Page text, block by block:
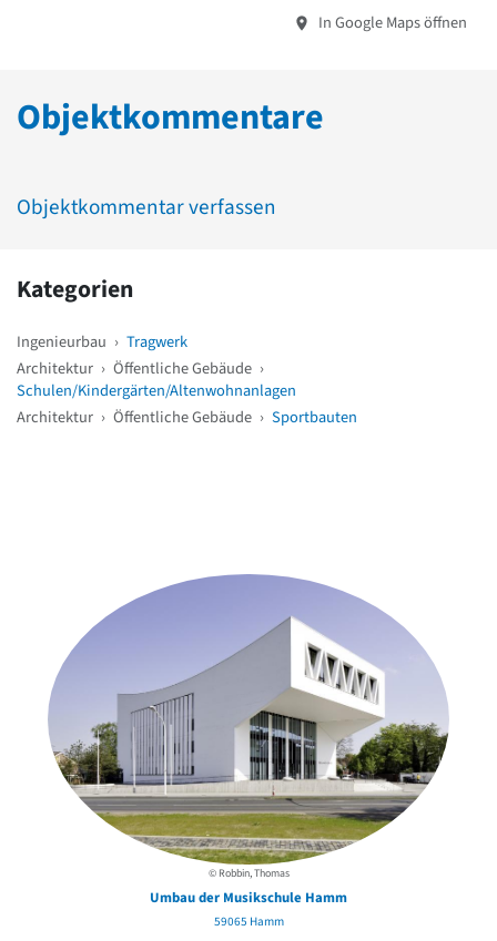
In Google Maps öffnen
Objektkommentare
Objektkommentar verfassen
Kategorien
Ingenieurbau › Tragwerk
Architektur › Öffentliche Gebäude ›
Schulen/Kindergärten/Altenwohnanlagen
Architektur › Öffentliche Gebäude › Sportbauten
© Robbin, Thomas
Umbau der Musikschule Hamm
59065 Hamm